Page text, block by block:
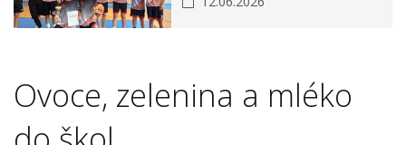
Ovoce, zelenina a mléko